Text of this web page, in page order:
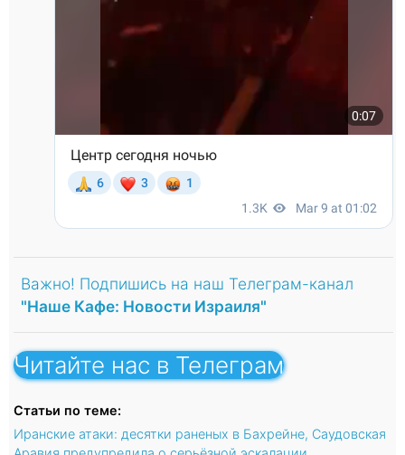
Важно! Подпишись на наш Телеграм-канал
"Наше Кафе: Новости Израиля"
Читайте нас в Телеграм
Статьи по теме:
Иранские атаки: десятки раненых в Бахрейне, Саудовская